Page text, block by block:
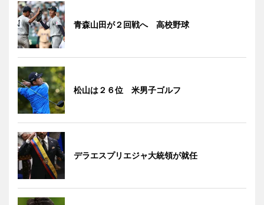
青森山田が２回戦へ 高校野球
松山は２６位 米男子ゴルフ
デラエスプリエジャ大統領が就任